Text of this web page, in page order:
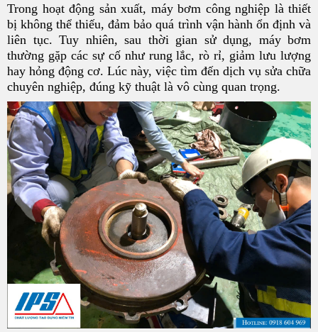
Trong hoạt động sản xuất, máy bơm công nghiệp là thiết
bị không thể thiếu, đảm bảo quá trình vận hành ổn định và
liên tục. Tuy nhiên, sau thời gian sử dụng, máy bơm
thường gặp các sự cố như rung lắc, rò rỉ, giảm lưu lượng
hay hỏng động cơ. Lúc này, việc tìm đến dịch vụ sửa chữa
chuyên nghiệp, đúng kỹ thuật là vô cùng quan trọng.